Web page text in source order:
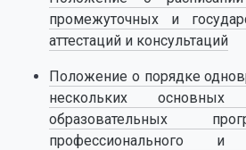
промежуточных и
аттестаций и консультаций
Положение о порядке
нескольких основных
образовательных
профессионального